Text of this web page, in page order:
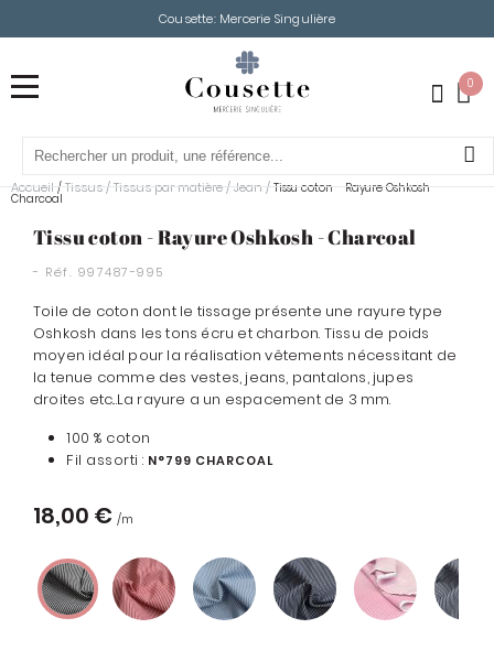
Cousette: Mercerie Singulière
0
Accueil /Tissus/Tissus par matière/Jean/Tissu coton - Rayure Oshkosh -
Charcoal
Tissu coton - Rayure Oshkosh - Charcoal
- Réf. 997487-995
Toile de coton dont le tissage présente une rayure type
Oshkosh dans les tons écru et charbon. Tissu de poids
moyen idéal pour la réalisation vêtements nécessitant de
la tenue comme des vestes, jeans, pantalons, jupes
droites etc...La rayure a un espacement de 3 mm.
100 % coton
Fil assorti : N°799 CHARCOAL
18,00 €